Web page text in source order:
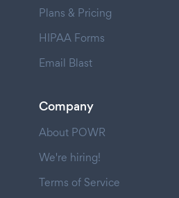
Plans & Pricing
HIPAA Forms
Email Blast
Company
About POWR
We're hiring!
Terms of Service